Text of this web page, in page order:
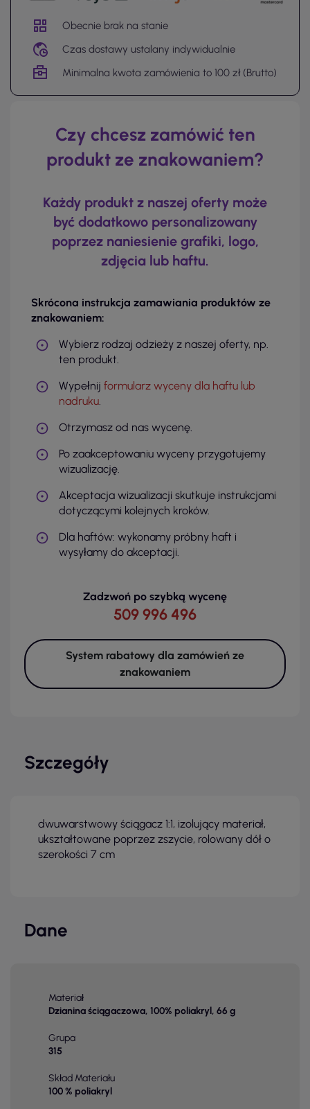
Obecnie brak na stanie
Czas dostawy ustalany indywidualnie
Minimalna kwota zamówienia to 100 zł (Brutto)
Czy chcesz zamówić ten
produkt ze znakowaniem?
Każdy produkt z naszej oferty może
być dodatkowo personalizowany
poprzez naniesienie grafiki, logo,
zdjęcia lub haftu.
Skrócona instrukcja zamawiania produktów ze
znakowaniem:
Wybierz rodzaj odzieży z naszej oferty, np.
ten produkt.
Wypełnij formularz wyceny dla haftu lub
nadruku.
Otrzymasz od nas wycenę.
Po zaakceptowaniu wyceny przygotujemy
wizualizację.
Akceptacja wizualizacji skutkuje instrukcjami
dotyczącymi kolejnych kroków.
Dla haftów: wykonamy próbny haft i
wysyłamy do akceptacji.
Zadzwoń po szybką wycenę
509 996 496
System rabatowy dla zamówień ze
znakowaniem
Szczegóły
dwuwarstwowy ściągacz 1:1, izolujący materiał,
ukształtowane poprzez zszycie, rolowany dół o
szerokości 7 cm
Dane
Materiał
Dzianina ściągaczowa, 100% poliakryl, 66 g
Grupa
315
Skład Materiału
100 % poliakryl